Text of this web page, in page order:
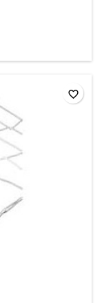
favorite_border